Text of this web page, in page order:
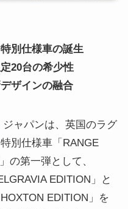
別仕様車の誕生
20台の希少性
ザインの融合
ジャパンは、英国のラグ
別仕様車「RANGE
の第一弾として、
EDITION」と
EDITION」を